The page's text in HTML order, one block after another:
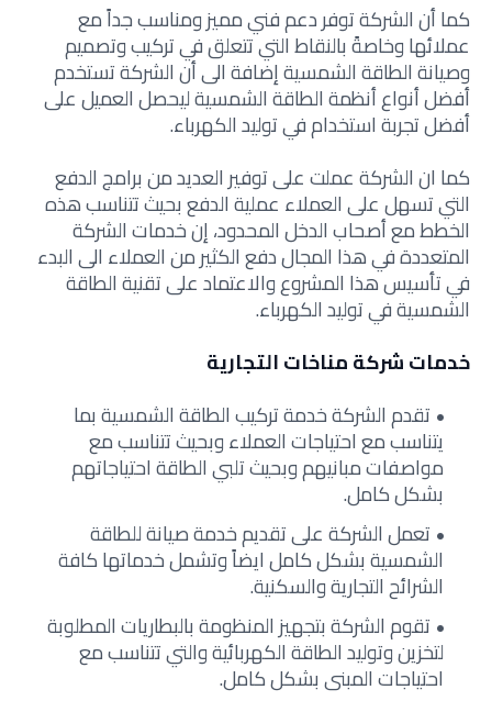
كما أن الشركة توفر دعم فني مميز ومناسب جداً مع
عملائها وخاصةً بالنقاط التي تتعلق في تركيب وتصميم
وصيانة الطاقة الشمسية إضافة الى أن الشركة تستخدم
أفضل أنواع أنظمة الطاقة الشمسية ليحصل العميل على
أفضل تجربة استخدام في توليد الكهرباء.
كما ان الشركة عملت على توفير العديد من برامج الدفع
التي تسهل على العملاء عملية الدفع بحيث تتناسب هذه
الخطط مع أصحاب الدخل المحدود، إن خدمات الشركة
المتعددة في هذا المجال دفع الكثير من العملاء الى البدء
في تأسيس هذا المشروع والاعتماد على تقنية الطاقة
الشمسية في توليد الكهرباء.
خدمات شركة مناخات التجارية
تقدم الشركة خدمة تركيب الطاقة الشمسية بما
يتناسب مع احتياجات العملاء وبحيث تتناسب مع
مواصفات مبانيهم وبحيث تلبي الطاقة احتياجاتهم
بشكل كامل.
تعمل الشركة على تقديم خدمة صيانة للطاقة
الشمسية بشكل كامل ايضاً وتشمل خدماتها كافة
الشرائح التجارية والسكنية.
تقوم الشركة بتجهيز المنظومة بالبطاريات المطلوبة
لتخزين وتوليد الطاقة الكهربائية والتي تتناسب مع
احتياجات المبنى بشكل كامل.